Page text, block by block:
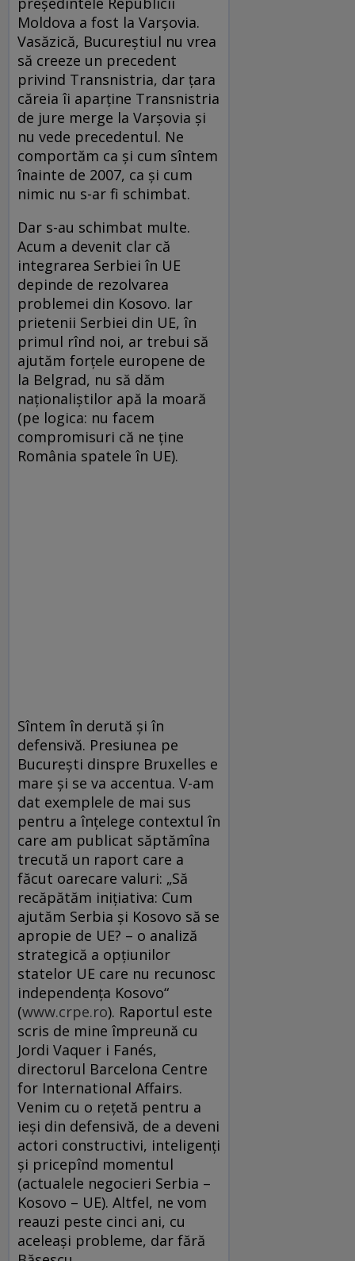
Moldova a fost la Varşovia.
Vasăzică, Bucureştiul nu vrea
să creeze un precedent
privind Transnistria, dar ţara
căreia îi aparţine Transnistria
de jure merge la Varşovia şi
nu vede precedentul. Ne
comportăm ca şi cum sîntem
înainte de 2007, ca şi cum
nimic nu s-ar fi schimbat.
Dar s-au schimbat multe.
Acum a devenit clar că
integrarea Serbiei în UE
depinde de rezolvarea
problemei din Kosovo. Iar
prietenii Serbiei din UE, în
primul rînd noi, ar trebui să
ajutăm forţele europene de
la Belgrad, nu să dăm
naţionaliştilor apă la moară
(pe logica: nu facem
compromisuri că ne ţine
România spatele în UE).
Sîntem în derută şi în
defensivă. Presiunea pe
Bucureşti dinspre Bruxelles e
mare şi se va accentua. V-am
dat exemplele de mai sus
pentru a înţelege contextul în
care am publicat săptămîna
trecută un raport care a
făcut oarecare valuri: „Să
recăpătăm iniţiativa: Cum
ajutăm Serbia şi Kosovo să se
apropie de UE? – o analiză
strategică a opţiunilor
statelor UE care nu recunosc
independenţa Kosovo“
(www.crpe.ro). Raportul este
scris de mine împreună cu
Jordi Vaquer i Fanés,
directorul Barcelona Centre
for International Affairs.
Venim cu o reţetă pentru a
ieşi din defensivă, de a deveni
actori constructivi, inteligenţi
şi pricepînd momentul
(actualele negocieri Serbia –
Kosovo – UE). Altfel, ne vom
reauzi peste cinci ani, cu
aceleaşi probleme, dar fără